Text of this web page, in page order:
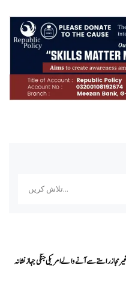
مجاز راستے سے آنے والے امریکی جنگی جہاز نشانہ